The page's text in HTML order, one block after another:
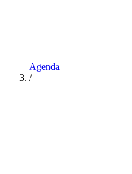
Agenda
/